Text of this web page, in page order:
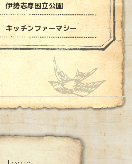
伊勢志摩国立公園
キッチンファーマシー